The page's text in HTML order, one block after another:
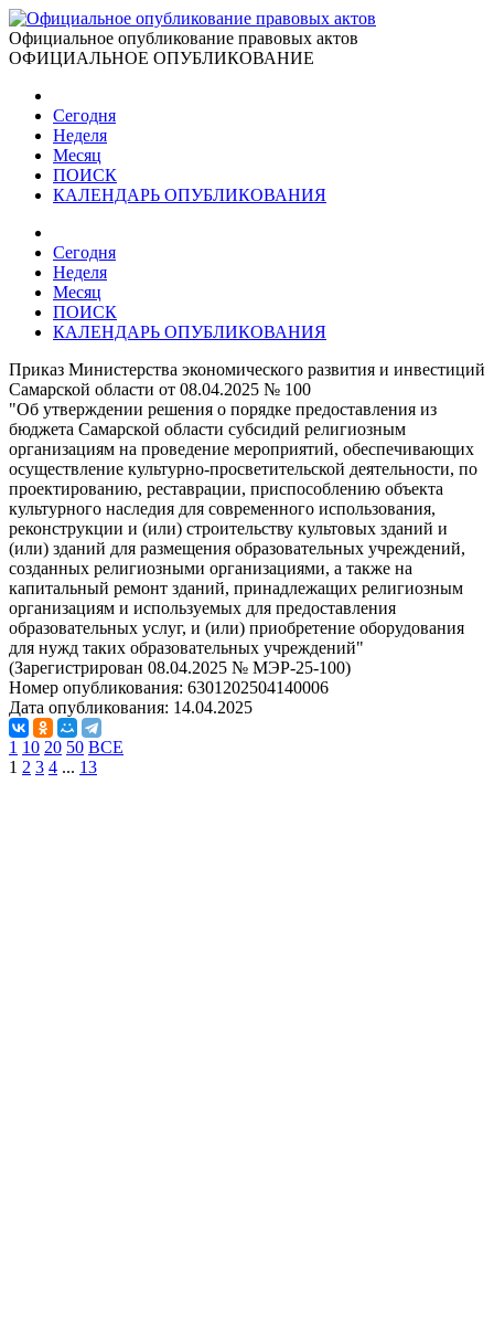
Официальное опубликование правовых актов
ОФИЦИАЛЬНОЕ ОПУБЛИКОВАНИЕ
Сегодня
Неделя
Месяц
ПОИСК
КАЛЕНДАРЬ ОПУБЛИКОВАНИЯ
Сегодня
Неделя
Месяц
ПОИСК
КАЛЕНДАРЬ ОПУБЛИКОВАНИЯ
Приказ Министерства экономического развития и инвестиций
Самарской области от 08.04.2025 № 100
"Об утверждении решения о порядке предоставления из
бюджета Самарской области субсидий религиозным
организациям на проведение мероприятий, обеспечивающих
осуществление культурно-просветительской деятельности, по
проектированию, реставрации, приспособлению объекта
культурного наследия для современного использования,
реконструкции и (или) строительству культовых зданий и
(или) зданий для размещения образовательных учреждений,
созданных религиозными организациями, а также на
капитальный ремонт зданий, принадлежащих религиозным
организациям и используемых для предоставления
образовательных услуг, и (или) приобретение оборудования
для нужд таких образовательных учреждений"
(Зарегистрирован 08.04.2025 № МЭР-25-100)
Номер опубликования: 6301202504140006
Дата опубликования: 14.04.2025
1 10 20 50 ВСЕ
1 2 3 4 ... 13